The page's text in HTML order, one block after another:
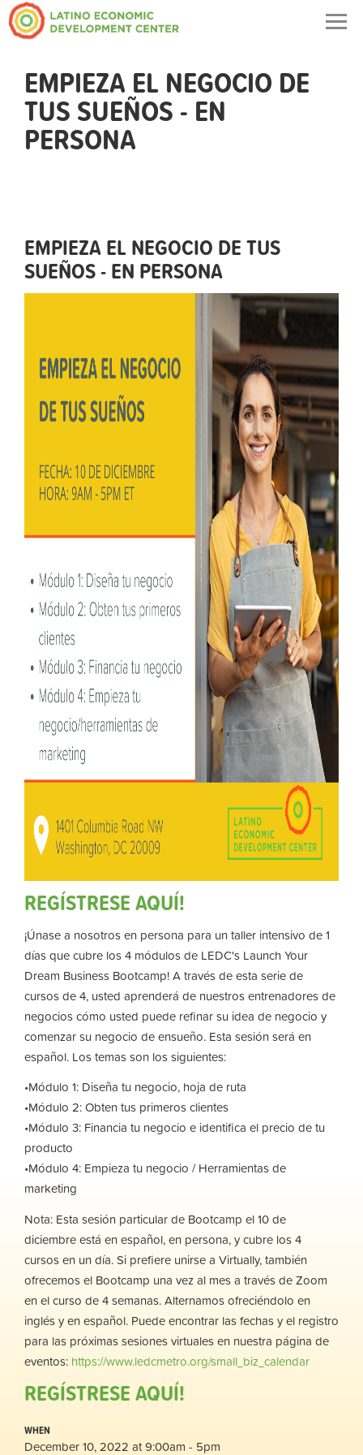
EMPIEZA EL NEGOCIO DE
TUS SUEÑOS - EN
PERSONA
EMPIEZA EL NEGOCIO DE TUS
SUEÑOS - EN PERSONA
REGÍSTRESE AQUÍ!
¡Únase a nosotros en persona para un taller intensivo de 1
días que cubre los 4 módulos de LEDC's Launch Your
Dream Business Bootcamp! A través de esta serie de
cursos de 4, usted aprenderá de nuestros entrenadores de
negocios cómo usted puede refinar su idea de negocio y
comenzar su negocio de ensueño. Esta sesión será en
español. Los temas son los siguientes:
•Módulo 1: Diseña tu negocio, hoja de ruta
•Módulo 2: Obten tus primeros clientes
•Módulo 3: Financia tu negocio e identifica el precio de tu
producto
•Módulo 4: Empieza tu negocio / Herramientas de
marketing
Nota: Esta sesión particular de Bootcamp el 10 de
diciembre está en español, en persona, y cubre los 4
cursos en un día. Si prefiere unirse a Virtually, también
ofrecemos el Bootcamp una vez al mes a través de Zoom
en el curso de 4 semanas. Alternamos ofreciéndolo en
inglés y en español. Puede encontrar las fechas y el registro
para las próximas sesiones virtuales en nuestra página de
eventos: https://www.ledcmetro.org/small_biz_calendar
REGÍSTRESE AQUÍ!
WHEN
December 10, 2022 at 9:00am - 5pm